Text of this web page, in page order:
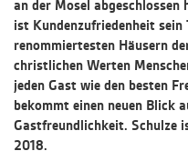
an der Mosel abgeschlossen
ist Kundenzufriedenheit sein
renommiertesten Häusern
christlichen Werten
jeden Gast wie den besten
bekommt einen neuen Blick
Gastfreundlichkeit. Schulze
2018.